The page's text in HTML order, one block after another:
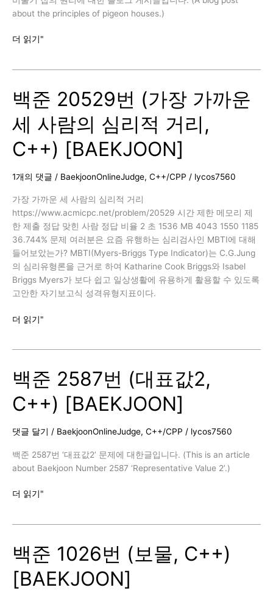
about the principles of pigeon houses.)
알
–
비
둘
기
집
의
원
(Pigeonhole
Principle)
더 읽기"
백준 20529번 (가장 가까운
세 사람의 심리적 거리,
C++) [BAEKJOON]
1개의 댓글 / BaekjoonOnlineJudge, C++/CPP / lycos7560
가장 가까운 세 사람의 심리적 거리
https://www.acmicpc.net/problem/20529 시간 제한 메모리 제
한 제출 정답 맞힌 사람 정답 비율 2 초 1536 MB 4043 1550 1185
36.744% 문제 여러분은 요즘 유행하는 심리검사인 MBTI에 대해
들어보았는가? MBTI(Myers-Briggs Type Indicator)는 C.G.Jung
의 심리유형론을 근거로 하여 Katharine Cook Briggs와 Isabel
Briggs Myers가 보다 쉽고 일상생활에 유용하게 활용할 수 있도록
고안한 자기보고식 성격유형지표이다.
백
(가
장
가
까
운
사
람
심
리,
C++)
[BAEKJOON]
더 읽기"
백준 2587번 (대표값2,
C++) [BAEKJOON]
댓글 달기 / BaekjoonOnlineJudge, C++/CPP / lycos7560
백준 2587번 ‘대표값2’ 문제에 대한글입니다. (This is an article
about Baekjoon Number 2587 ‘Representative Value 2’.)
백
(대
표
값
2,
더 읽기"
백준 1026번 (보물, C++)
[BAEKJOON]